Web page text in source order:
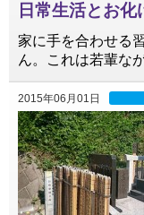
日常生活とお
家に手を合わせる
ん。これは若輩な
2015年06月01日